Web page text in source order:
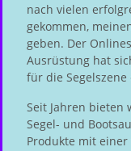
nach vielen
gekommen,
geben. Der
Ausrüstung hat
für die
Seit Jahren bieten
Segel- und
Produkte mit